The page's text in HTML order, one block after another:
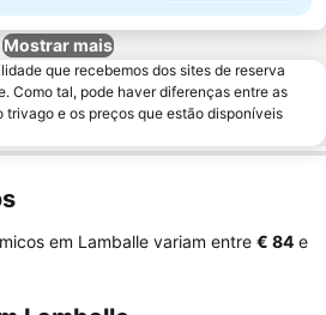
Mostrar mais
que recebemos dos sites de reserva
Como tal, pode haver diferenças entre as
trivago e os preços que estão disponíveis
em Lamballe variam entre ‎€ 84 e